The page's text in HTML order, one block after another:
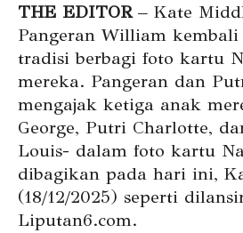
THE EDITOR– Kate
Pangeran William
tradisi berbagi foto kartu
mereka. Pangeran dan
mengajak ketiga anak
George, Putri Charlotte,
Louis- dalam foto kartu
dibagikan pada hari ini,
(18/12/2025) seperti
Liputan6.com.